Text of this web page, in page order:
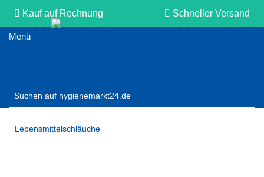
Kauf auf Rechnung Schneller Versand
Lebensmittelschläuche